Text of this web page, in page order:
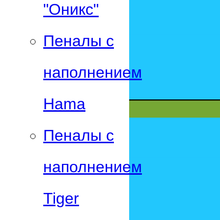
"Оникс"
Пеналы с
наполнением
Hama
Пеналы с
наполнением
Tiger